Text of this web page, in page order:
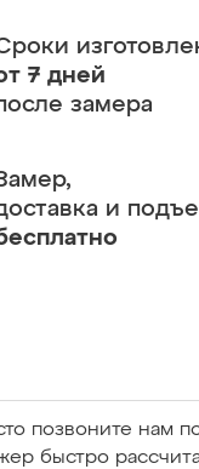
7 дней
замера
и
позвоните нам
быстро